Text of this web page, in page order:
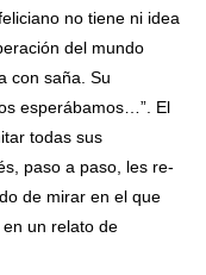
no tiene ni idea
del mundo
con saña. Su
esperábamos…”. El
todas sus
paso a paso, les re-
de mirar en el que
un relato de